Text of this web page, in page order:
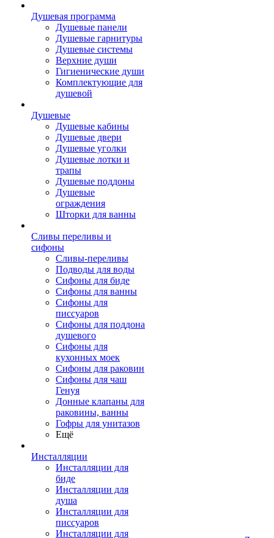
Душевая программа
Душевые панели
Душевые гарнитуры
Душевые системы
Верхние души
Гигиенические души
Комплектующие для
душевой
Душевые
Душевые кабины
Душевые двери
Душевые уголки
Душевые лотки и
трапы
Душевые поддоны
Душевые
ограждения
Шторки для ванны
Сливы переливы и
сифоны
Сливы-переливы
Подводы для воды
Сифоны для биде
Сифоны для ванны
Сифоны для
писсуаров
Сифоны для поддона
душевого
Сифоны для
кухонных моек
Сифоны для раковин
Сифоны для чаш
Генуя
Донные клапаны для
раковины, ванны
Гофры для унитазов
Ещё
Инсталляции
Инсталляции для
биде
Инсталляции для
душа
Инсталляции для
писсуаров
Инсталляции для